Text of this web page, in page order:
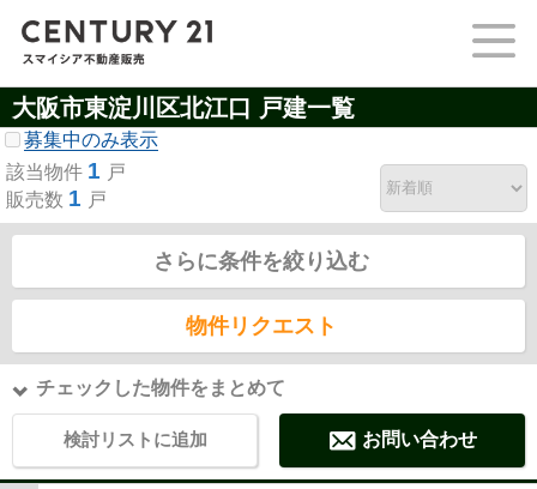
大阪市東淀川区北江口 戸建一覧
募集中のみ表示
該当物件 1 戸
販売数 1 戸
さらに条件を絞り込む
物件リクエスト
チェックした物件をまとめて
検討リストに追加 お問い合わせ